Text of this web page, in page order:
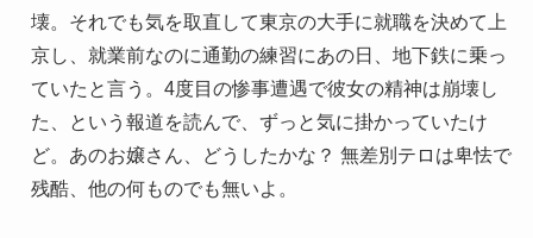
壊。それでも気を取直して東京の大手に就職を決めて上
京し、就業前なのに通勤の練習にあの日、地下鉄に乗っ
ていたと言う。4度目の惨事遭遇で彼女の精神は崩壊し
た、という報道を読んで、ずっと気に掛かっていたけ
ど。あのお嬢さん、どうしたかな？ 無差別テロは卑怯で
残酷、他の何ものでも無いよ。